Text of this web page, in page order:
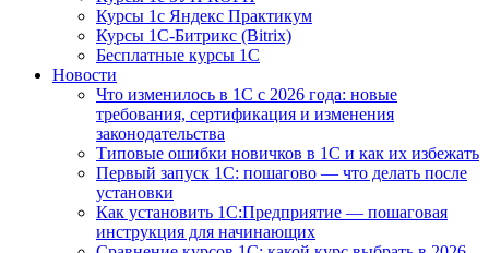
Курсы 1с Яндекс Практикум
Курсы 1С-Битрикс (Bitrix)
Бесплатные курсы 1С
Новости
Что изменилось в 1С с 2026 года: новые
требования, сертификация и изменения
законодательства
Типовые ошибки новичков в 1С и как их избежать
Первый запуск 1С: пошагово — что делать после
установки
Как установить 1С:Предприятие — пошаговая
инструкция для начинающих